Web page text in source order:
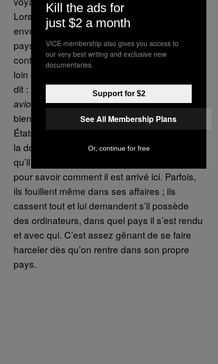
Lorsque nous avons découvert qu’ils
envoyaient des notifications vers d’autres
pays, nous avons trouvé un moyen de
contourner le processus. Nous habitons non
loin de la frontière avec Tijuana, et je me suis
dit :
Essayons de nous rendre là-bas en
avion, on verra bien ce qui se passera. Mais
bien entendu, quand nous retournons aux
États-Unis, David est harcelé sans arrêt par
la douane. Ils ne peuvent rien faire, parce
qu’il n’enfreint pas la loi, même s’ils insistent
pour savoir comment il est arrivé ici. Parfois,
ils fouillent même dans ses affaires ; ils
cassent tout et lui demandent s’il possède
des ordinateurs, dans quel pays il s’est rendu
et avec qui. C’est assez gênant de se faire
harceler dès qu’on rentre dans son propre
pays.
Kill the ads for
just $2 a month
VICE membership also gives you access to
our very best writing and exclusive new
documentaries.
Support for $2
See All Membership Plans
Or, continue for free